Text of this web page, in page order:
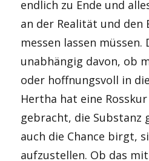
endlich zu Ende und
an der Realität und den
messen lassen müssen.
unabhängig davon, ob
oder hoffnungsvoll in
Hertha hat eine
gebracht, die Substanz
auch die Chance birgt,
aufzustellen. Ob das